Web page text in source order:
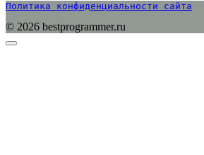
Политика конфиденциальности сайта
© 2026 bestprogrammer.ru